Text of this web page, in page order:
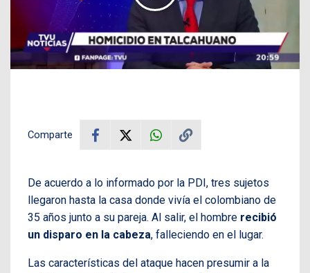
Comparte
De acuerdo a lo informado por la PDI, tres sujetos
llegaron hasta la casa donde vivía el colombiano de
35 años junto a su pareja. Al salir, el hombre recibió
un disparo en la cabeza, falleciendo en el lugar.
Las características del ataque hacen presumir a la